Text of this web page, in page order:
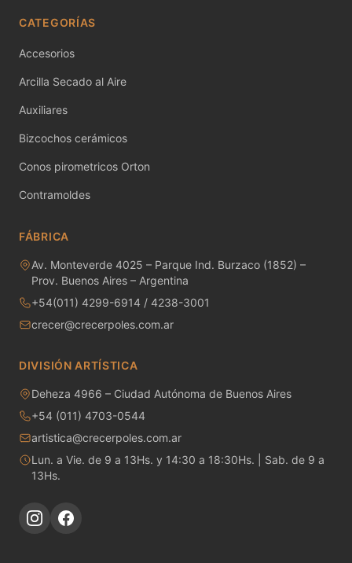
MAYCO MAGIC METALLICS
MAYCO NON FIRED COLOR
MAYCO SNOW GEMS
MAYCO SPECIALTY GLAZES
MAYCO SPECKLED STROKE & COAT
MAYCO STONEWARE GLAZES
MAYCO STROKE & COAT
Metales preciosos y luestres
CATEGORÍAS
Accesorios
Arcilla Secado al Aire
Auxiliares
Bizcochos cerámicos
Conos pirometricos Orton
Contramoldes
FÁBRICA
Av. Monteverde 4025 – Parque Ind. Burzaco (1852) –
Prov. Buenos Aires – Argentina
+54(011) 4299-6914 / 4238-3001
crecer@crecerpoles.com.ar
DIVISIÓN ARTÍSTICA
Deheza 4966 – Ciudad Autónoma de Buenos Aires
+54 (011) 4703-0544
artistica@crecerpoles.com.ar
Lun. a Vie. de 9 a 13Hs. y 14:30 a 18:30Hs. | Sab. de 9 a
13Hs.